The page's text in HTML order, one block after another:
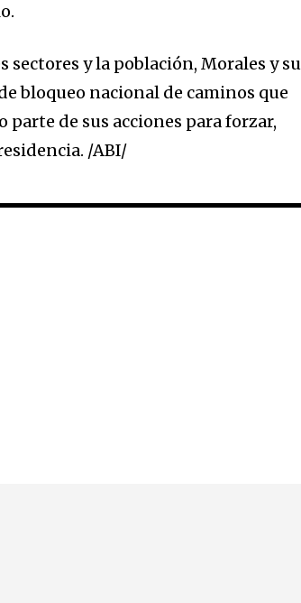
y la población, Morales y
bloqueo nacional de caminos que
de sus acciones para forzar,
/ABI/